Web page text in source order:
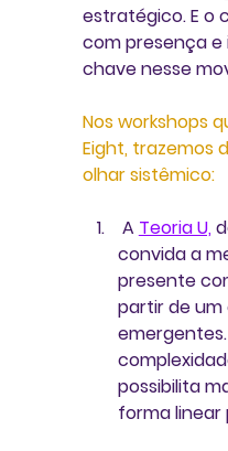
estratégico. E o
com presença
chave nesse
Nos workshops
Eight, trazemos
olhar sistêmico:
A Teoria U,
convida a
presente
partir de um
possibilita
forma linear